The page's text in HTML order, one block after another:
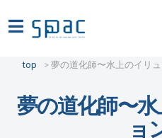
top 夢の道化師〜水上のイリ
夢の道化師〜
ョ